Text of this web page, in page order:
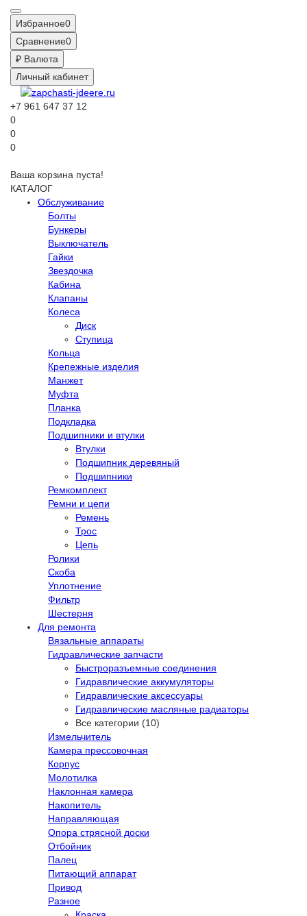
Избранное0
Сравнение0
₽ Валюта
Личный кабинет
+7 961 647 37 12
0
0
0
Ваша корзина пуста!
КАТАЛОГ
Обслуживание
Болты
Бункеры
Выключатель
Гайки
Звездочка
Кабина
Клапаны
Колеса
Диск
Ступица
Кольца
Крепежные изделия
Манжет
Муфта
Планка
Подкладка
Подшипники и втулки
Втулки
Подшипник деревяный
Подшипники
Ремкомплект
Ремни и цепи
Ремень
Трос
Цепь
Ролики
Скоба
Уплотнение
Фильтр
Шестерня
Для ремонта
Вязальные аппараты
Гидравлические запчасти
Быстроразъемные соединения
Гидравлические аккумуляторы
Гидравлические аксессуары
Гидравлические масляные радиаторы
Все категории (10)
Измельчитель
Камера прессовочная
Корпус
Молотилка
Наклонная камера
Накопитель
Направляющая
Опора стрясной доски
Отбойник
Палец
Питающий аппарат
Привод
Разное